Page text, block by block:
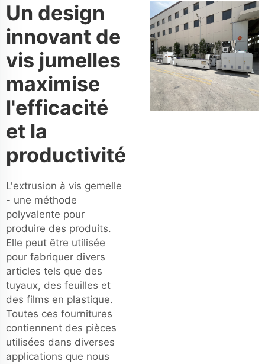
Un design
innovant de
vis jumelles
maximise
l'efficacité
et la
productivité
L'extrusion à vis gemelle
- une méthode
polyvalente pour
produire des produits.
Elle peut être utilisée
pour fabriquer divers
articles tels que des
tuyaux, des feuilles et
des films en plastique.
Toutes ces fournitures
contiennent des pièces
utilisées dans diverses
applications que nous